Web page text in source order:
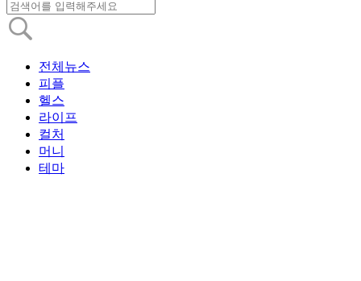
전체뉴스
피플
헬스
라이프
컬처
머니
테마